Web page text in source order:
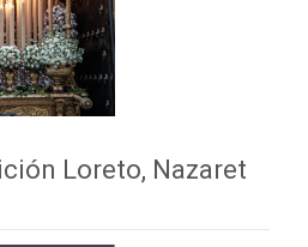
Loreto, Nazaret